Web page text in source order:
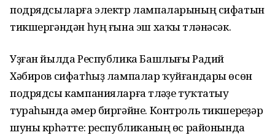
подрядсыларға электр лампаларының сифатын
тикшергәндән һуң ғына эш хаҡы түләнәсәк.
Уҙған йылда Республика Башлығы Радий
Хәбиров сифатһыҙ лампалар ҡуйғандары өсөн
подрядсы кампанияларға түләүҙе туҡтатыу
тураһында әмер биргәйне. Контроль тикшереүҙәр
шуны күрһәтте: республиканың өс районында